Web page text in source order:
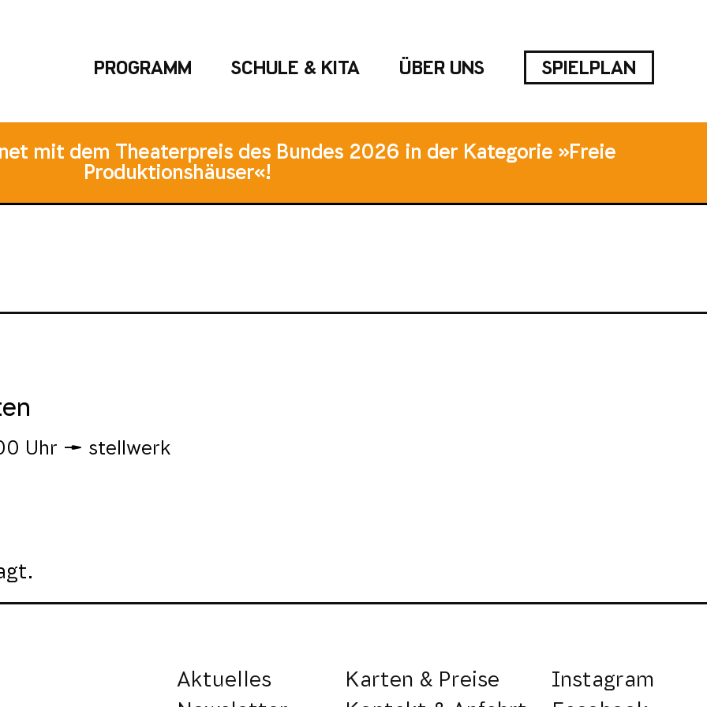
PROGRAMM SCHULE & KITA ÜBER UNS SPIELPLAN
mit dem Theaterpreis des Bundes 2026 in der Kategorie »Freie
Produktionshäuser«!
Uhr stellwerk
Aktuelles
Karten & Preise
Instagram